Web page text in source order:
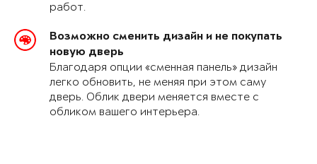
работ.
Возможно сменить дизайн и не покупать
новую дверь
Благодаря опции «сменная панель» дизайн
легко обновить, не меняя при этом саму
дверь. Облик двери меняется вместе с
обликом вашего интерьера.